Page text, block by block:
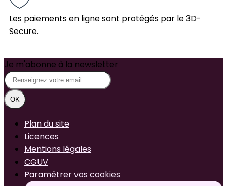
Les paiements en ligne sont protégés par le 3D-
Secure.
Je m'abonne à la newsletter
OK
Plan du site
Licences
Mentions légales
CGUV
Paramétrer vos cookies